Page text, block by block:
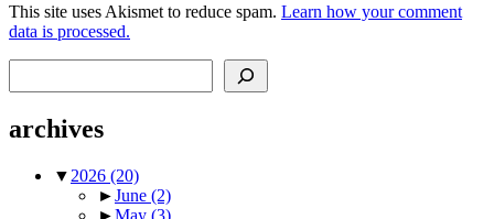
This site uses Akismet to reduce spam. Learn how your comment
data is processed.
archives
▼ 2026 (20)
►June (2)
►May (3)